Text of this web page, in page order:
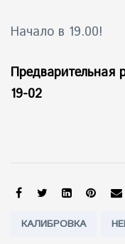
Начало в 19.00!
Предварительная
19-02
SHARE:
Tags:
КАЛИБРОВКА